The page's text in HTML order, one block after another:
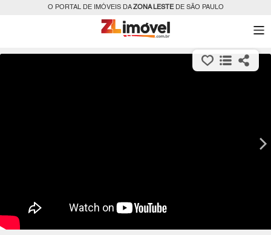
O PORTAL DE IMÓVEIS DAZONA LESTEDE SÃO PAULO